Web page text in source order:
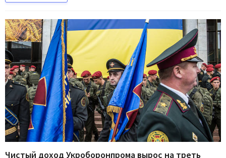
Чистый доход Укроборонпрома вырос на треть